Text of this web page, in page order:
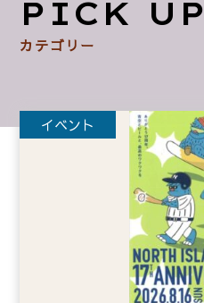
PICK UP
カテゴリー
イベント